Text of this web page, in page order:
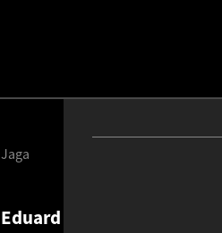
Eduard Wiiralt
Jaga